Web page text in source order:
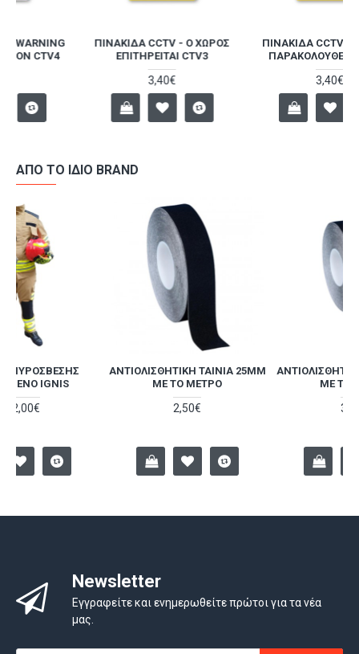
ΠΙΝΑΚΊΔΑ CCTV - Ο ΧΏΡΟΣ
ΕΠΙΤΗΡΕΊΤΑΙ CTV3
ΠΙΝΑΚΊΔΑ CCTV - Ο ΧΏΡΟΣ
ΠΑΡΑΚΟΛΟΥΘΕΊΤΑΙ CTV1
ΑΠΌ ΤΟ ΊΔΙΟ BRAND
ΑΝΤΙΟΛΙΣΘΗΤΙΚΉ ΤΑΙΝΊΑ 25MM
ΜΕ ΤΟ ΜΈΤΡΟ
ΑΝΤΙΟΛΙΣΘΗΤΙΚΉ ΤΑΙΝΊΑ 50MM
Newsletter
Εγγραφείτε και ενημερωθείτε πρώτοι για τα νέα
μας.